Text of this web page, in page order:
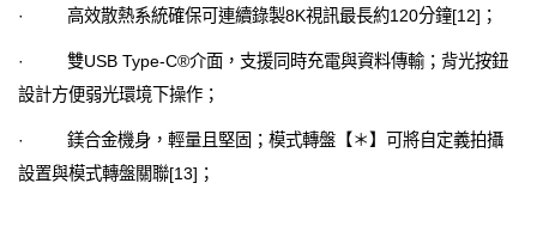
· 高效散熱系統確保可連續錄製8K視訊最長約120分鐘[12]；
· 雙USB Type-C®介面，支援同時充電與資料傳輸；背光按鈕
設計方便弱光環境下操作；
· 鎂合金機身，輕量且堅固；模式轉盤【＊】可將自定義拍攝
設置與模式轉盤關聯[13]；